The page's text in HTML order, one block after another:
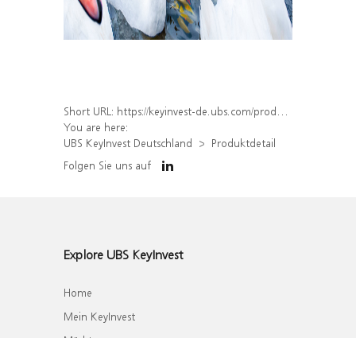
Short URL: https://keyinvest-de.ubs.com/produkt/detail/index/isin/DE000WA55NQ2
You are here:
UBS KeyInvest Deutschland
Produktdetail
Folgen Sie uns auf
Explore UBS KeyInvest
Home
Mein KeyInvest